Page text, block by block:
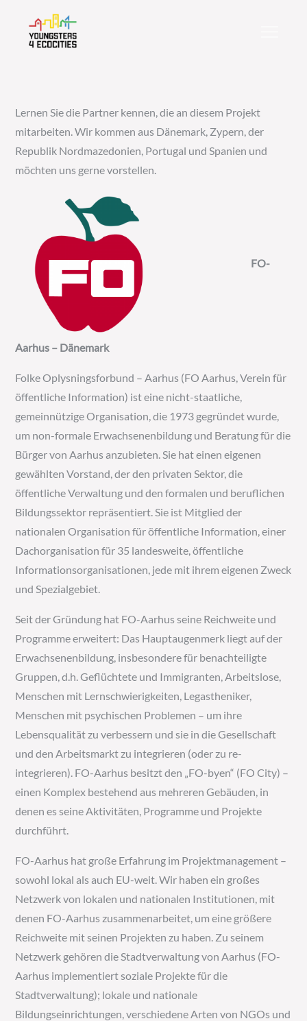
content
Lernen Sie die Partner kennen, die an diesem Projekt
mitarbeiten. Wir kommen aus Dänemark, Zypern, der
Republik Nordmazedonien, Portugal und Spanien und
möchten uns gerne vorstellen.
FO-
Aarhus – Dänemark
Folke Oplysningsforbund – Aarhus (FO Aarhus, Verein für
öffentliche Information) ist eine nicht-staatliche,
gemeinnützige Organisation, die 1973 gegründet wurde,
um non-formale Erwachsenenbildung und Beratung für die
Bürger von Aarhus anzubieten. Sie hat einen eigenen
gewählten Vorstand, der den privaten Sektor, die
öffentliche Verwaltung und den formalen und beruflichen
Bildungssektor repräsentiert. Sie ist Mitglied der
nationalen Organisation für öffentliche Information, einer
Dachorganisation für 35 landesweite, öffentliche
Informationsorganisationen, jede mit ihrem eigenen Zweck
und Spezialgebiet.
Seit der Gründung hat FO-Aarhus seine Reichweite und
Programme erweitert: Das Hauptaugenmerk liegt auf der
Erwachsenenbildung, insbesondere für benachteiligte
Gruppen, d.h. Geflüchtete und Immigranten, Arbeitslose,
Menschen mit Lernschwierigkeiten, Legastheniker,
Menschen mit psychischen Problemen – um ihre
Lebensqualität zu verbessern und sie in die Gesellschaft
und den Arbeitsmarkt zu integrieren (oder zu re-
integrieren). FO-Aarhus besitzt den „FO-byen“ (FO City) –
einen Komplex bestehend aus mehreren Gebäuden, in
denen es seine Aktivitäten, Programme und Projekte
durchführt.
FO-Aarhus hat große Erfahrung im Projektmanagement –
sowohl lokal als auch EU-weit. Wir haben ein großes
Netzwerk von lokalen und nationalen Institutionen, mit
denen FO-Aarhus zusammenarbeitet, um eine größere
Reichweite mit seinen Projekten zu haben. Zu seinem
Netzwerk gehören die Stadtverwaltung von Aarhus (FO-
Aarhus implementiert soziale Projekte für die
Stadtverwaltung); lokale und nationale
Bildungseinrichtungen, verschiedene Arten von NGOs und